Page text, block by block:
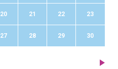
20 21 22 23
27 28 29 30